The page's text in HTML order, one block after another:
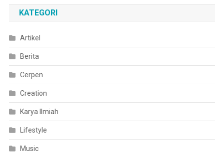
KATEGORI
Artikel
Berita
Cerpen
Creation
Karya Ilmiah
Lifestyle
Music